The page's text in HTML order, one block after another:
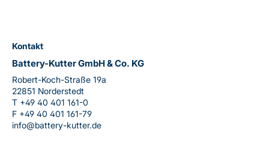
Kontakt
Battery-Kutter GmbH & Co. KG
Robert-Koch-Straße 19a
22851 Norderstedt
T +49 40 401 161-0
F +49 40 401 161-79
info@battery-kutter.de